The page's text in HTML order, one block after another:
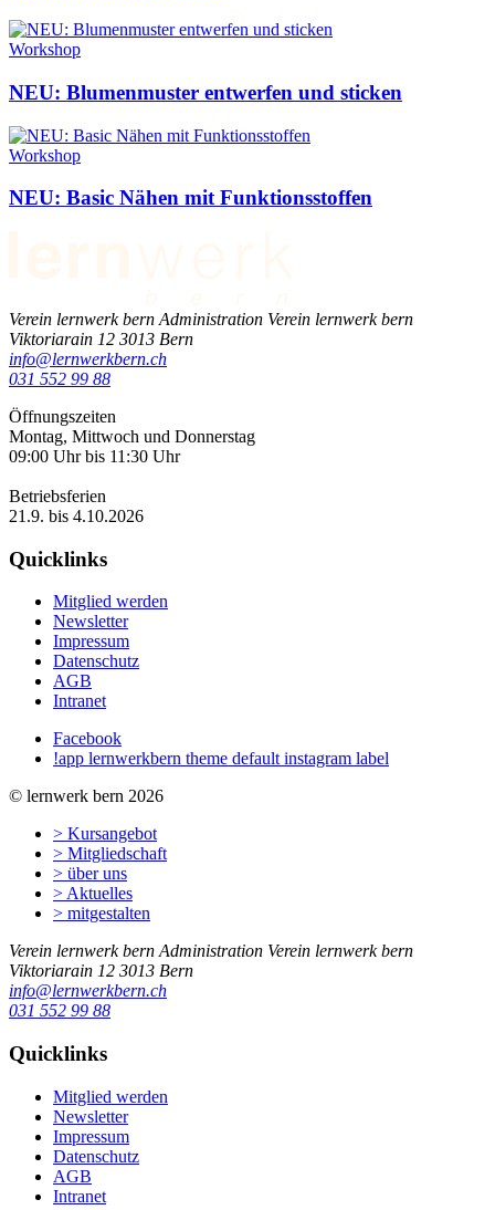
Workshop
NEU: Blumenmuster entwerfen und sticken
Workshop
NEU: Basic Nähen mit Funktionsstoffen
Verein lernwerk bern Administration Verein lernwerk bern
Viktoriarain 12 3013 Bern
info@lernwerkbern.ch
031 552 99 88
Öffnungszeiten
Montag, Mittwoch und Donnerstag
09:00 Uhr bis 11:30 Uhr
Betriebsferien
21.9. bis 4.10.2026
Quicklinks
Mitglied werden
Newsletter
Impressum
Datenschutz
AGB
Intranet
Facebook
!app lernwerkbern theme default instagram label
© lernwerk bern 2026
> Kursangebot
> Mitgliedschaft
> über uns
> Aktuelles
> mitgestalten
Verein lernwerk bern Administration Verein lernwerk bern
Viktoriarain 12 3013 Bern
info@lernwerkbern.ch
031 552 99 88
Quicklinks
Mitglied werden
Newsletter
Impressum
Datenschutz
AGB
Intranet